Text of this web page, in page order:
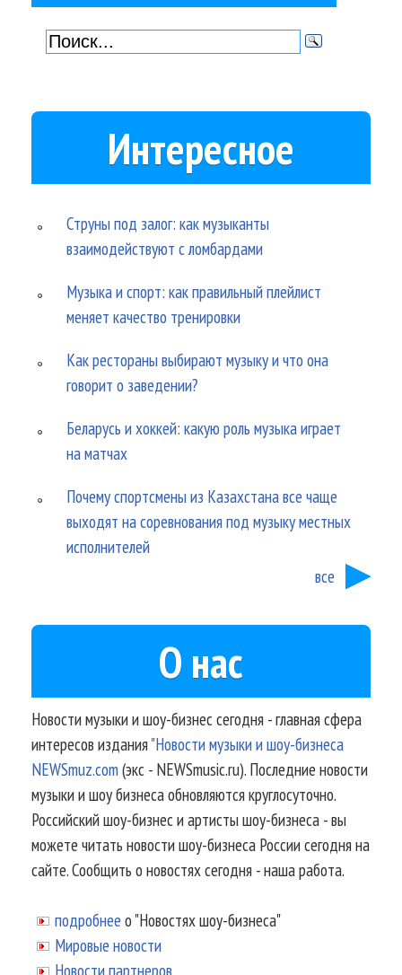
Интересное
Струны под залог: как музыканты
взаимодействуют с ломбардами
Музыка и спорт: как правильный плейлист
меняет качество тренировки
Как рестораны выбирают музыку и что она
говорит о заведении?
Беларусь и хоккей: какую роль музыка играет
на матчах
Почему спортсмены из Казахстана все чаще
выходят на соревнования под музыку местных
исполнителей
все
О нас
Новости музыки и шоу-бизнес сегодня - главная сфера
интересов издания"Новости музыки и шоу-бизнеса
NEWSmuz.com(экс - NEWSmusic.ru). Последние новости
музыки и шоу бизнеса обновляются круглосуточно.
Российский шоу-бизнес и артисты шоу-бизнеса - вы
можете читать новости шоу-бизнеса России сегодня на
сайте. Сообщить о новостях сегодня - наша работа.
подробнее о "Новостях шоу-бизнеса"
Мировые новости
Новости партнеров